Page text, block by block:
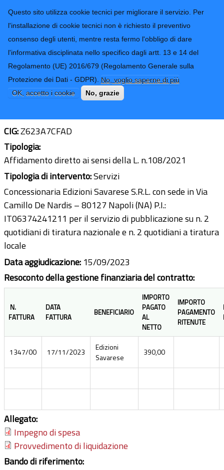
Questo sito utilizza cookie tecnici per migliorare il servizio. Per
l'installazione di cookie tecnici non è richiesto il preventivo
consenso degli utenti, mentre resta fermo l'obbligo di dare
l'informativa disciplinata nello specifico dagli artt. 13 e 14 del
Regolamento (UE) 2016/679 (Regolamento Generale sulla
Protezione dei Dati - GDPR). No, voglio saperne di più
OK, accetto i cookie
No, grazie
Provincia di
Imperia
CONTATTI-URP
TRASPARENZA
Form di ricerca
Spese pubblicazione avviso di
aggiudicazione su quotidiani
CIG:Z623A7CFAD
Tipologia:
Affidamento diretto ai sensi della L. n.108/2021
Tipologia di intervento:Servizi
Concessionaria Edizioni Savarese S.R.L. con sede in Via
Camillo De Nardis – 80127 Napoli (NA) P.I.:
IT06374241211 per il servizio di pubblicazione su n. 2
quotidiani di tiratura nazionale e n. 2 quotidiani a tiratura
locale
Data aggiudicazione: 15/09/2023
Resoconto della gestione finanziaria del contratto:
N.
FATTURA
DATA
FATTURA
BENEFICIARIO
IMPORTO
PAGATO
AL
NETTO
IMPORTO
PAGAMENTO
RITENUTE
1347/00 17/11/2023
Edizioni
Savarese
390,00
Allegato:
Impegno di spesa
Provvedimento di liquidazione
Bando di riferimento: